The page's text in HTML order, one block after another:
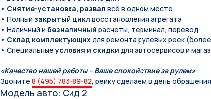
• Снятие-установка, развал всё в одном месте
• Полный закрытый цикл восстановления агрегата
• Наличный и безналичный расчеты, терминал, перевод
• Склад комплектующихдля ремонта рулевых реек
• Специальныеусловия и скидки для автосервисов и
«Качество нашей работы – Ваше спокойствие за рулем»
Звоните 8 (495) 783-89-82, рейку сделаем в день
Модель авто: Сид 2